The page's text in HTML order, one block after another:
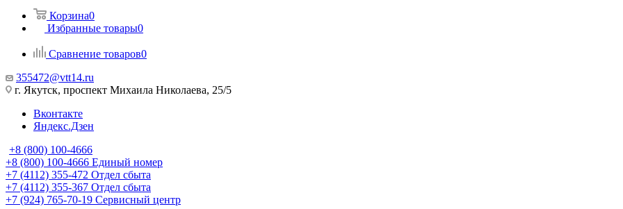
Корзина0
Избранные товары0
Сравнение товаров0
355472@vtt14.ru
г. Якутск, проспект Михаила Николаева, 25/5
Вконтакте
Яндекс.Дзен
+8 (800) 100-4666
+8 (800) 100-4666 Единый номер
+7 (4112) 355-472 Отдел сбыта
+7 (4112) 355-367 Отдел сбыта
+7 (924) 765-70-19 Сервисный центр